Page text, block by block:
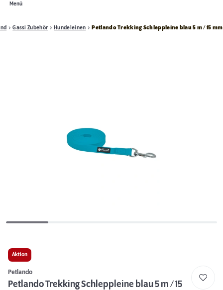
Menü
Gassi Zubehör Hundeleinen Petlando Trekking Schleppleine blau 5 m / 15 mm
Aktion
Petlando
Petlando Trekking Schleppleine blau 5 m / 15